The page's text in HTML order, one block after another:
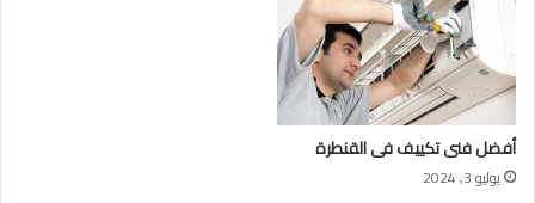
أفضل فنى تكييف فى القنطرة
يوليو 3, 2024